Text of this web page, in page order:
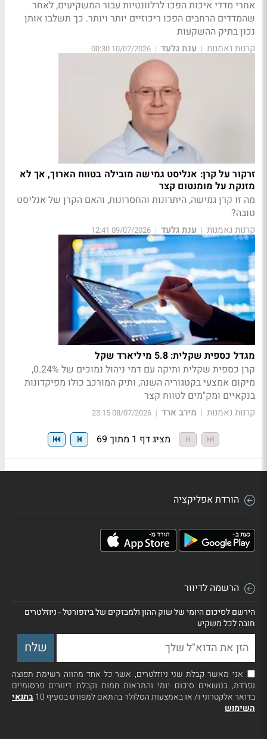
אחרי מדדי איכות הפכו לרלוונטיות עבור המשקיעים, לאחר
שהמדדים הרחבים הפכו ריכוזיים יותר ויותר. כך תשלבו אותן
נכון בתיק ההשקעות
קרנות נאמנות | ענת גלעד |
10/07/2026 00:30
זרקור על קרן: אנליסט גמישה מובילה בטווח הארוך, אך לא
מזנקת על מומנטום קצר
מה זו קרן גמישה, היתרונות והחסרונות, והאם הקרן של אנליסט
טובה?
קרנות נאמנות | ענת גלעד |
09/07/2026 12:41
מגדל כספית שקלית: 5.8 מיליארד שקל
קרן כספית שקלית ותיקה עם דמי ניהול נמוכים של 0.24%,
מיקום אמצעי בקטגוריה השנה, ותיק המורכב כולו מפיקדונות
בנקאיים ומק"מים לטווח קצר
קרנות נאמנות | מירב ארד |
08/07/2026 23:15
מציג דף 1 מתוך 69
הורדת אפליקציה
הרשמה לדיוור
הירשם לסיכום היומי של שוק ההון ולמבזקים של ביזפורטל - ניוזלטרים
חובה לכל משקיע
אני מאשר קבלת שני ניוזלטרים, אשר כל אחד מהווה רשימת תפוצה
נפרדת, בנושאים סיכום יומי והתראות חמות וקבלת דיוורים פרסומיים
בדואר אלקטרוני ו/ או באמצעות הסלולר בהתאם למפורט בסעיף 10
בתנאי
השימוש